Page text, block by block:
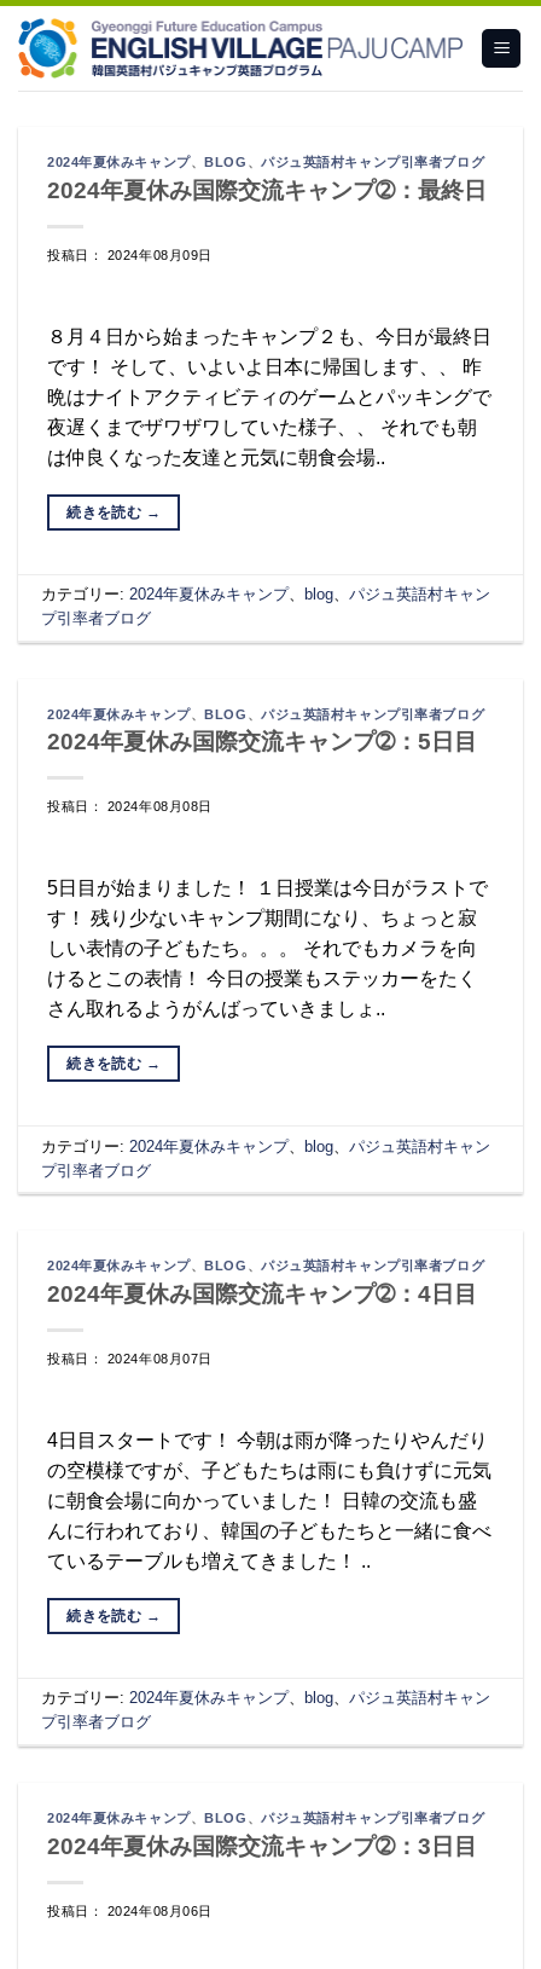
content
2024年夏休みキャンプ、BLOG 、パジュ英語村キャンプ引率者ブログ
2024年夏休み国際交流キャンプ➁：最終日
投稿日： 2024年08月09日
８月４日から始まったキャンプ２も、今日が最終日
です！ そして、いよいよ日本に帰国します、、 昨
晩はナイトアクティビティのゲームとパッキングで
夜遅くまでザワザワしていた様子、、 それでも朝
は仲良くなった友達と元気に朝食会場..
続きを読む →
カテゴリー: 2024年夏休みキャンプ、 blog 、パジュ英語村キャン
プ引率者ブログ
2024年夏休みキャンプ、BLOG 、パジュ英語村キャンプ引率者ブログ
2024年夏休み国際交流キャンプ➁：5日目
投稿日： 2024年08月08日
5日目が始まりました！ １日授業は今日がラストで
す！ 残り少ないキャンプ期間になり、ちょっと寂
しい表情の子どもたち。。。 それでもカメラを向
けるとこの表情！ 今日の授業もステッカーをたく
さん取れるようがんばっていきましょ..
続きを読む →
カテゴリー: 2024年夏休みキャンプ、blog 、パジュ英語村キャン
プ引率者ブログ
2024年夏休みキャンプ、 BLOG 、パジュ英語村キャンプ引率者ブログ
2024年夏休み国際交流キャンプ➁：4日目
投稿日： 2024年08月07日
4日目スタートです！ 今朝は雨が降ったりやんだり
の空模様ですが、子どもたちは雨にも負けずに元気
に朝食会場に向かっていました！ 日韓の交流も盛
んに行われており、韓国の子どもたちと一緒に食べ
ているテーブルも増えてきました！ ..
続きを読む →
カテゴリー:2024年夏休みキャンプ、 blog、パジュ英語村キャン
プ引率者ブログ
2024年夏休みキャンプ、BLOG 、パジュ英語村キャンプ引率者ブログ
2024年夏休み国際交流キャンプ➁：3日目
投稿日： 2024年08月06日